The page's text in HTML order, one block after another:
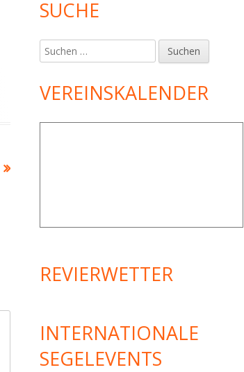
SUCHE
Suchen
nach:
VEREINSKALENDER
REVIERWETTER
INTERNATIONALE
SEGELEVENTS